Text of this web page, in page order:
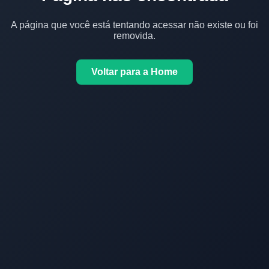
A página que você está tentando acessar não existe ou foi
removida.
Voltar para a Home